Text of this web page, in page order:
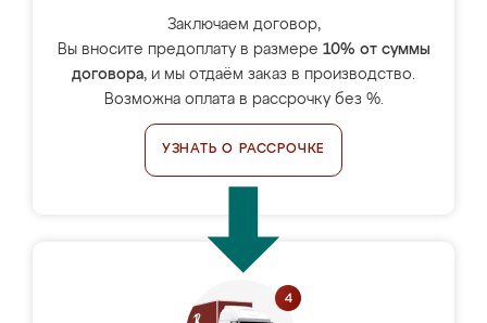
Заключаем договор,
Вы вносите предоплату в размере 10% от суммы
договора, и мы отдаём заказ в производство.
Возможна оплата в рассрочку без %.
УЗНАТЬ О РАССРОЧКЕ